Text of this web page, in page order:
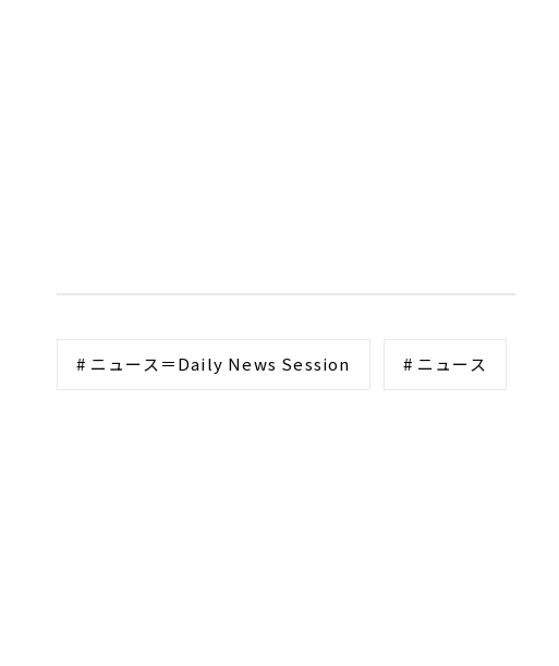
# ニュース＝Daily News Session # ニュース